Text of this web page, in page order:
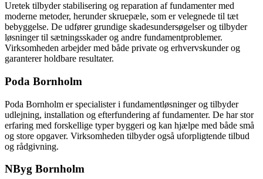
Uretek tilbyder stabilisering og reparation af fundamenter med
moderne metoder, herunder skruepæle, som er velegnede til tæt
bebyggelse. De udfører grundige skadesundersøgelser og tilbyder
løsninger til sætningsskader og andre fundamentproblemer.
Virksomheden arbejder med både private og erhvervskunder og
garanterer holdbare resultater.
Poda Bornholm
Poda Bornholm er specialister i fundamentløsninger og tilbyder
udlejning, installation og efterfundering af fundamenter. De har stor
erfaring med forskellige typer byggeri og kan hjælpe med både små
og store opgaver. Virksomheden tilbyder også uforpligtende tilbud
og rådgivning.
NByg Bornholm